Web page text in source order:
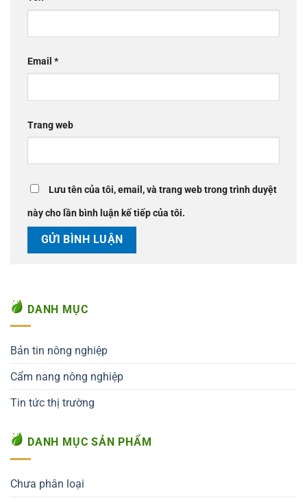
Email *
Trang web
Lưu tên của tôi, email, và trang web trong trình duyệt
này cho lần bình luận kế tiếp của tôi.
DANH MỤC
Bản tin nông nghiệp
Cẩm nang nông nghiệp
Tin tức thị trường
DANH MỤC SẢN PHẨM
Chưa phân loại